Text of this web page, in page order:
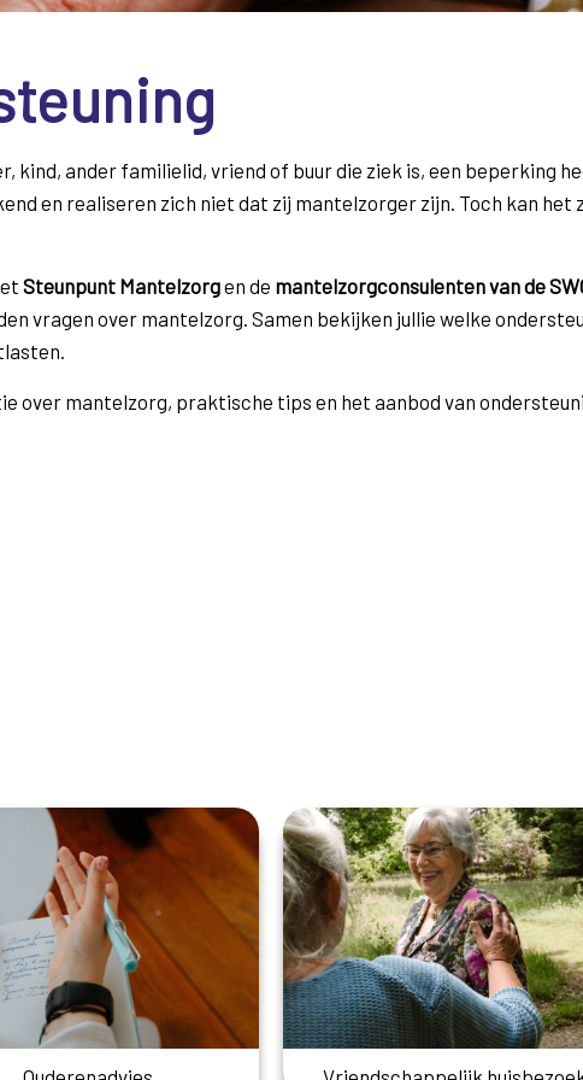
kind, ander familielid, vriend of buur die ziek is, een beperking
en realiseren zich niet dat zij mantelzorger zijn. Toch kan het
Steunpunt Mantelzorgen de mantelzorgconsulenten van de
vragen over mantelzorg. Samen bekijken jullie welke
over mantelzorg, praktische tips en het aanbod van